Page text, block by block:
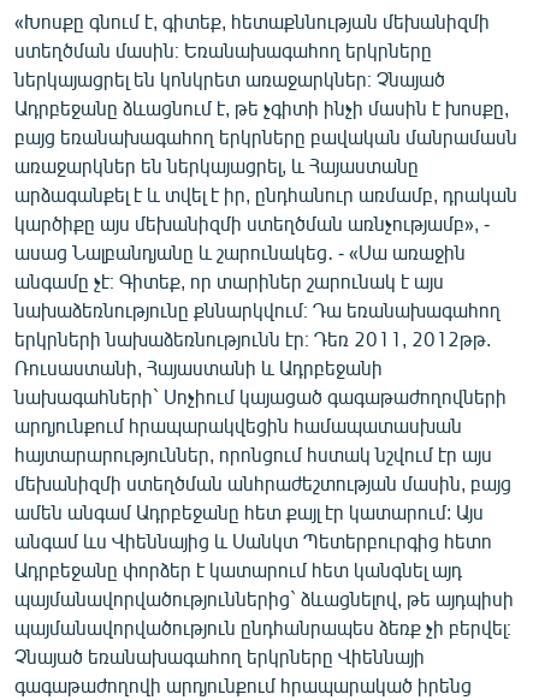
«Ազատության» բոլոր կայքերը
«Խոսքը գնում է, գիտեք, հետաքննության մեխանիզմի
ստեղծման մասին։ Եռանախագահող երկրները
ներկայացրել են կոնկրետ առաջարկներ։ Չնայած
Ադրբեջանը ձևացնում է, թե չգիտի ինչի մասին է խոսքը,
բայց եռանախագահող երկրները բավական մանրամասն
առաջարկներ են ներկայացրել, և Հայաստանը
արձագանքել է և տվել է իր, ընդհանուր առմամբ, դրական
կարծիքը այս մեխանիզմի ստեղծման առնչությամբ», -
ասաց Նալբանդյանը և շարունակեց․ - «Սա առաջին
անգամը չէ։ Գիտեք, որ տարիներ շարունակ է այս
նախաձեռնությունը քննարկվում։ Դա եռանախագահող
երկրների նախաձեռնությունն էր։ Դեռ 2011, 2012թթ.
Ռուսաստանի, Հայաստանի և Ադրբեջանի
նախագահների` Սոչիում կայացած գագաթաժողովների
արդյունքում հրապարակվեցին համապատասխան
հայտարարություններ, որոնցում հստակ նշվում էր այս
մեխանիզմի ստեղծման անհրաժեշտության մասին, բայց
ամեն անգամ Ադրբեջանը հետ քայլ էր կատարում: Այս
անգամ ևս Վիեննայից և Սանկտ Պետերբուրգից հետո
Ադրբեջանը փորձեր է կատարում հետ կանգնել այդ
պայմանավորվածություններից` ձևացնելով, թե այդպիսի
պայմանավորվածություն ընդհանրապես ձեռք չի բերվել։
Չնայած եռանախագահող երկրները Վիեննայի
գագաթաժողովի արդյունքում հրապարակած իրենց